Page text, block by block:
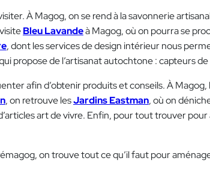
À Magog, on se rend à la savonnerie
Bleu Lavandeà Magog, où on pourra se
, dont les services de design intérieur nous
propose de l’artisanat autochtone : capteurs
afin d’obtenir produits et conseils. À Magog,
, on retrouve lesJardinsEastman, où on
art de vivre. Enfin, pour tout trouver
on trouve tout ce qu’il faut pour